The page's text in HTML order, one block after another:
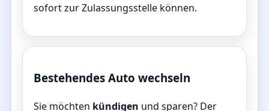
sofort zur Zulassungsstelle können.
Bestehendes Auto wechseln
Sie möchten kündigen und sparen? Der